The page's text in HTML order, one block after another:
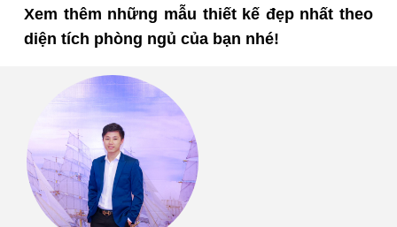
Xem thêm những mẫu thiết kế đẹp nhất theo
diện tích phòng ngủ của bạn nhé!